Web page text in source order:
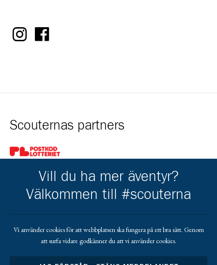
Scouternas partners
Gå till pl_50
Kårens partners
Gå till https://gvb.nu/
Vill du ha mer äventyr?
Välkommen till #scouterna
Vi använder cookies för att webbplatsen ska fungera på ett bra sätt. Genom
att surfa vidare godkänner du att vi använder cookies.